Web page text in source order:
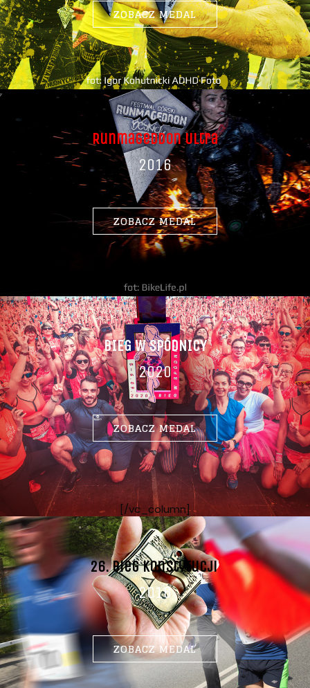
ZOBACZ MEDAL
Runmageddon Ultra
2016
ZOBACZ MEDAL
BIEG W SPÓDNICY
2020
ZOBACZ MEDAL
[/vc_column]
26. Bieg Konstytucji
2016
ZOBACZ MEDAL